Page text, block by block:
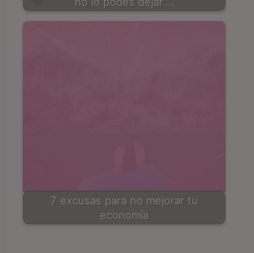
7 excusas para no mejorar tu
economía